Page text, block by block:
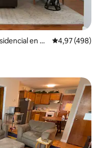
en Ra
Calificación
4,97 (498)
destacados